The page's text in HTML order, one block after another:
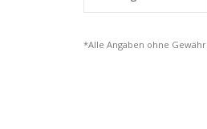
*Alle Angaben ohne Gewähr.